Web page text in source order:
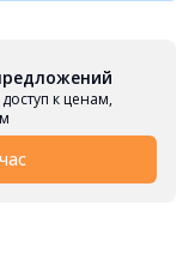
к ценам,